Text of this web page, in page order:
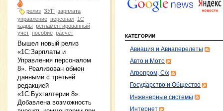
релиз ЗУП зарплата
управление персонал 1С
кадры регламентированный
учет пособие расчет
Вышел новый релиз
«1С:Зарплаты и
Управления персоналом
8». Реализован обмен
данными с третьей
редакцией
«1С:Бухгалтерии 8».
Добавлена возможность
КАТЕГОРИИ
Авиация и Авиаперелеты
Авто и Мото
Агропром, С/х
Государство и Общество
Инженерные системы
Интернет